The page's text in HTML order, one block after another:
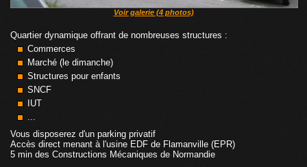
Voir galerie (4 photos)
Quartier dynamique offrant de nombreuses structures :
Commerces
Marché (le dimanche)
Structures pour enfants
SNCF
IUT
...
Vous disposerez d'un parking privatif
Accès direct menant à l'usine EDF de Flamanville (EPR)
5 min des Constructions Mécaniques de Normandie